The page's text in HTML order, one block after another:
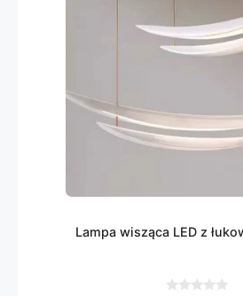
Lampa wisząca LED z